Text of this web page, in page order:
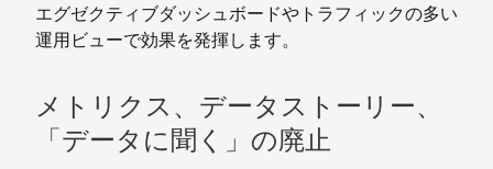
エグゼクティブダッシュボードやトラフィックの多い
運用ビューで効果を発揮します。
メトリクス、データストーリー、
「データに聞く」の廃止